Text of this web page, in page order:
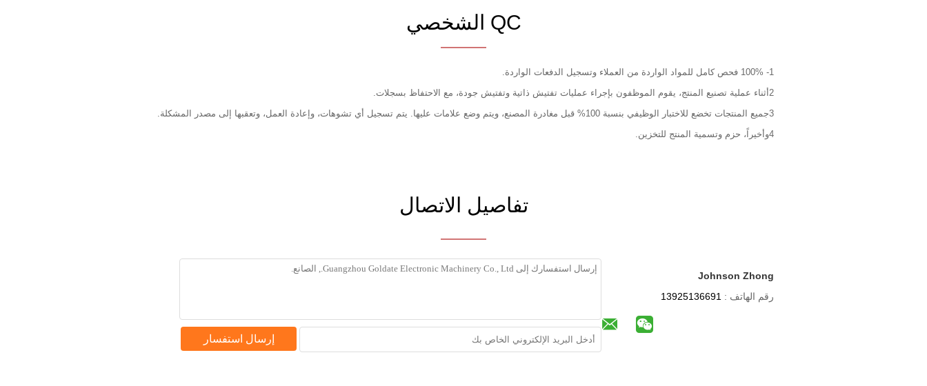
QC الشخصي
1- 100% فحص كامل للمواد الواردة من العملاء وتسجيل الدفعات الواردة.
2أثناء عملية تصنيع المنتج، يقوم الموظفون بإجراء عمليات تفتيش ذاتية وتفتيش جودة، مع الاحتفاظ بسجلات.
3جميع المنتجات تخضع للاختبار الوظيفي بنسبة 100% قبل مغادرة المصنع، ويتم وضع علامات عليها. يتم تسجيل أي تشوهات، وإعادة العمل، وتعقبها إلى مصدر المشكلة.
4وأخيراً، حزم وتسمية المنتج للتخزين.
تفاصيل الاتصال
Johnson Zhong
رقم الهاتف :
إرسال استفسار